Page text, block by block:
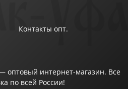
Контакты опт.
оптовый интернет-магазин. Все
по всей России!